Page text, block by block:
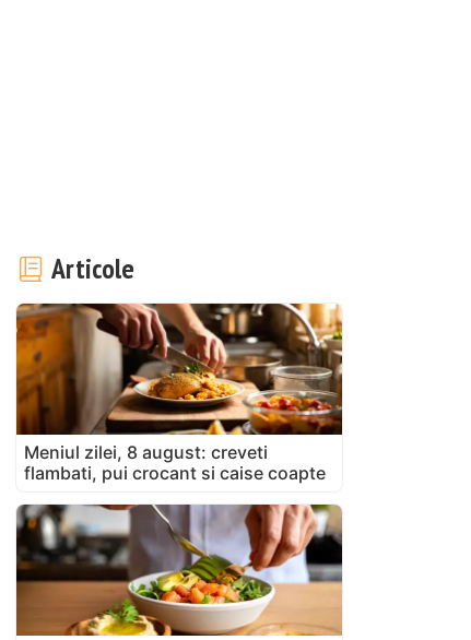
Articole
Meniul zilei, 8 august: creveti
flambati, pui crocant si caise coapte